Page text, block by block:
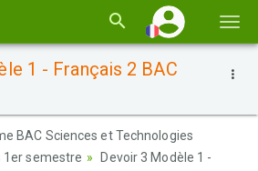
la
1 - Français 2 BAC
BAC Sciences et Technologies
1er semestre
Devoir 3 Modèle 1 -